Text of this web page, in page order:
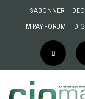
S’ABONNER
M PAY FORUM